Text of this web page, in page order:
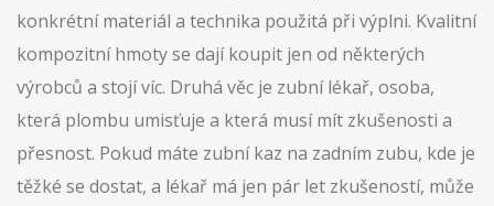
konkrétní materiál a technika použitá při výplni. Kvalitní
kompozitní hmoty se dají koupit jen od některých
výrobců a stojí víc. Druhá věc je zubní lékař, osoba,
která plombu umisťuje a která musí mít zkušenosti a
přesnost. Pokud máte zubní kaz na zadním zubu, kde je
těžké se dostat, a lékař má jen pár let zkušeností, může